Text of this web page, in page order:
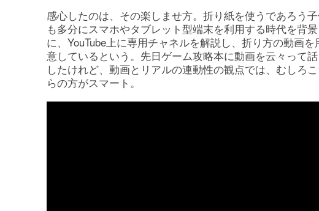
感心したのは、その楽しませ方。折り紙を使うであろう
も多分にスマホやタブレット型端末を利用する時代を背景
に、YouTube上に専用チャネルを解説し、折り方の動画を
意しているという。先日ゲーム攻略本に動画を云々って
したけれど、動画とリアルの連動性の観点では、むしろ
らの方がスマート。